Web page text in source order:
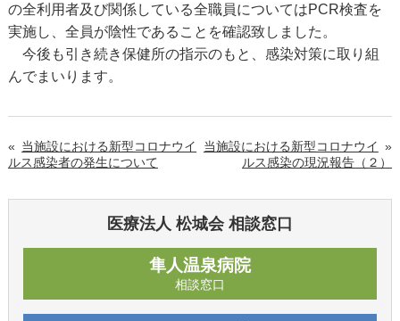
の全利用者及び関係している全職員についてはPCR検査を
実施し、全員が陰性であることを確認致しました。
今後も引き続き保健所の指示のもと、感染対策に取り組
んでまいります。
« 当施設における新型コロナウイ
ルス感染者の発生について
»
当施設における新型コロナウイ
ルス感染の現況報告（２）
医療法人 松城会 相談窓口
隼人温泉病院
相談窓口